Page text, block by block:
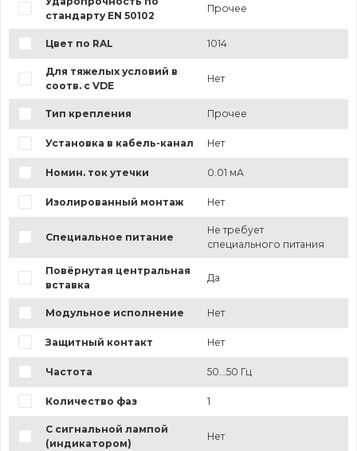
стандарту EN 50102
Прочее
Цвет по RAL 1014
Для тяжелых условий в
соотв. с VDE
Нет
Тип крепления Прочее
Установка в кабель-канал Нет
Номин. ток утечки 0.01 мА
Изолированный монтаж Нет
Специальное питание
Не требует
специального питания
Повёрнутая центральная
вставка
Да
Модульное исполнение Нет
Защитный контакт Нет
Частота 50...50 Гц
Количество фаз 1
С сигнальной лампой
(индикатором)
Нет